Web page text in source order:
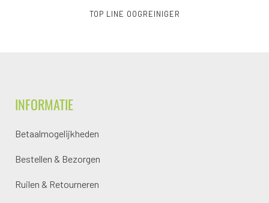
TOP LINE OOGREINIGER
INFORMATIE
Betaalmogelijkheden
Bestellen & Bezorgen
Ruilen & Retourneren